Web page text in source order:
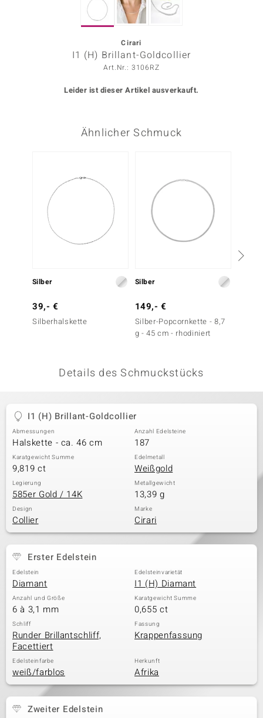
BY DE MELO
Collection
Classics
Cirari
I1 (H) Brillant-Goldcollier
Art.Nr.: 3106RZ
Leider ist dieser Artikel ausverkauft.
Ähnlicher Schmuck
Silber
39,- €
Silberhalskette
Silber
149,- €
Silber-Popcornkette - 8,7
g - 45 cm - rhodiniert
Details des Schmuckstücks
I1 (H) Brillant-Goldcollier
Abmessungen
Halskette - ca. 46 cm
Anzahl Edelsteine
187
Karatgewicht Summe
9,819 ct
Edelmetall
Weißgold
Legierung
585er Gold / 14K
Metallgewicht
13,39 g
Design
Collier
Marke
Cirari
Erster Edelstein
Edelstein
Diamant
Edelsteinvarietät
I1 (H) Diamant
Anzahl und Größe
6 à 3,1 mm
Karatgewicht Summe
0,655 ct
Schliff
Runder Brillantschliff,
Facettiert
Fassung
Krappenfassung
Edelsteinfarbe
weiß/farblos
Herkunft
Afrika
Zweiter Edelstein